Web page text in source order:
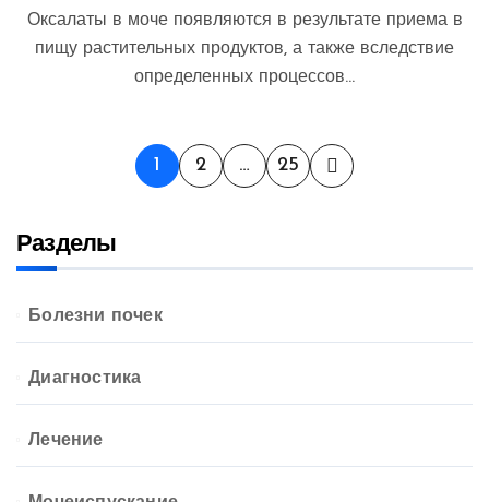
Оксалаты в моче появляются в результате приема в
пищу растительных продуктов, а также вследствие
определенных процессов...
Пагинация
1 2 … 25
Разделы
Болезни почек
Диагностика
Лечение